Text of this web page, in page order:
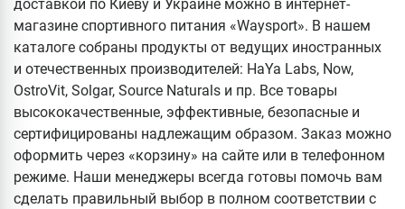
доставкой по Киеву и Украине можно в интернет-
магазине спортивного питания «Waysport». В нашем
каталоге собраны продукты от ведущих иностранных
и отечественных производителей: HaYa Labs, Now,
OstroVit, Solgar, Source Naturals и пр. Все товары
высококачественные, эффективные, безопасные и
сертифицированы надлежащим образом. Заказ можно
оформить через «корзину» на сайте или в телефонном
режиме. Наши менеджеры всегда готовы помочь вам
сделать правильный выбор в полном соответствии с